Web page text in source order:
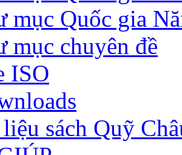
mục Quốc gia
mục chuyên đề
ISO
sách Quỹ